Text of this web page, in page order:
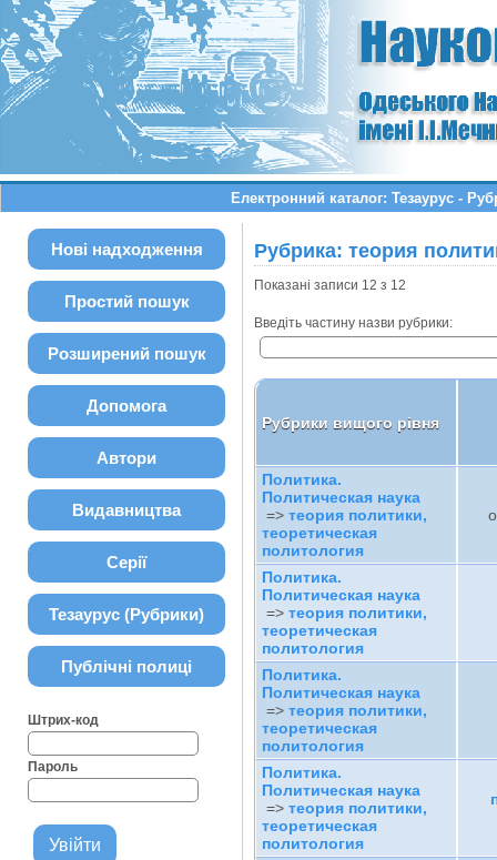
Електронний каталог: Тезаурус -
Нові надходження
Простий пошук
Розширений пошук
Допомога
Автори
Видавництва
Серії
Тезаурус (Рубрики)
Публічні полиці
Штрих-код
Пароль
Рубрика: теория
Показані записи 12 з 12
Введіть частину назви рубрики:
Рубрики вищого рівня
Политика.
Политическая наука
=> теория политики,
теоретическая
политология
Политика.
Политическая наука
=> теория политики,
теоретическая
политология
Политика.
Политическая наука
=> теория политики,
теоретическая
политология
Политика.
Политическая наука
=> теория политики,
теоретическая
политология